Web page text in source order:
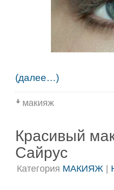
(далее…)
макияж
Красивый
Сайрус
Категория МАКИЯЖ